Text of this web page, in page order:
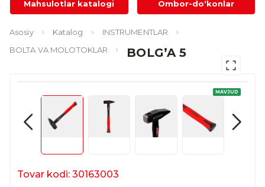
Mahsulotlar katalogi Ombor-do‘konlar
Asosiy Katalog
INSTRUMENTLAR
BOLTA VA MOLOTOKLAR
BOLG’A 5
MAVJUD
Tovar kodi: 30163003